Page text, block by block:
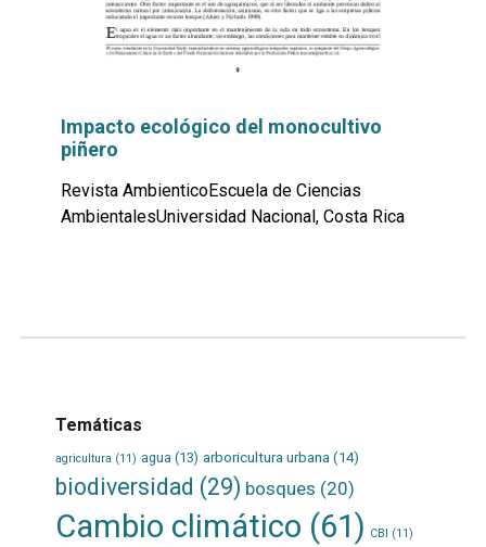
Impacto ecológico del monocultivo
piñero
Revista AmbienticoEscuela de Ciencias
AmbientalesUniversidad Nacional, Costa Rica
Temáticas
agricultura (11) agua (13) arboricultura urbana(14)
biodiversidad (29) bosques (20)
Cambio climático (61) CBI (11)